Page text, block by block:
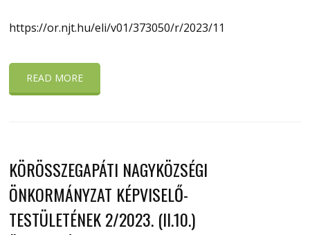
https://or.njt.hu/eli/v01/373050/r/2023/11
READ MORE
KÖRÖSSZEGAPÁTI NAGYKÖZSÉGI
ÖNKORMÁNYZAT KÉPVISELŐ-
TESTÜLETÉNEK 2/2023. (II.10.)